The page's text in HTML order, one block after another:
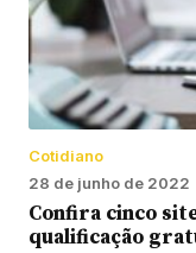
Cotidiano
28 de junho de 2022
Confira cinco
qualificação